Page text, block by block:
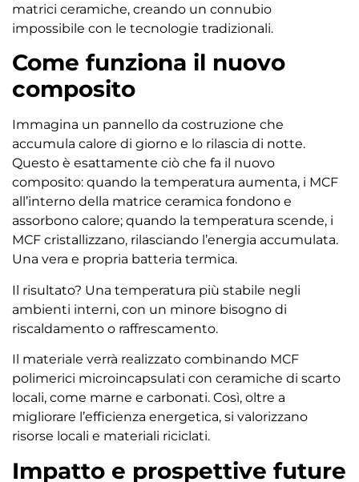
matrici ceramiche, creando un connubio
impossibile con le tecnologie tradizionali.
Come funziona il nuovo
composito
Immagina un pannello da costruzione che
accumula calore di giorno e lo rilascia di notte.
Questo è esattamente ciò che fa il nuovo
composito: quando la temperatura aumenta, i MCF
all’interno della matrice ceramica fondono e
assorbono calore; quando la temperatura scende, i
MCF cristallizzano, rilasciando l’energia accumulata.
Una vera e propria batteria termica.
Il risultato? Una temperatura più stabile negli
ambienti interni, con un minore bisogno di
riscaldamento o raffrescamento.
Il materiale verrà realizzato combinando MCF
polimerici microincapsulati con ceramiche di scarto
locali, come marne e carbonati. Così, oltre a
migliorare l’efficienza energetica, si valorizzano
risorse locali e materiali riciclati.
Impatto e prospettive future